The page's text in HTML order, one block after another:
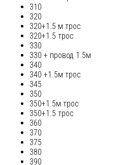
310
320
320+1.5 м трос
320+1.5 трос
330
330 + провод 1.5м
340
340 +1.5м трос
345
350
350+1.5м трос
350+1.5 трос
360
370
375
380
390